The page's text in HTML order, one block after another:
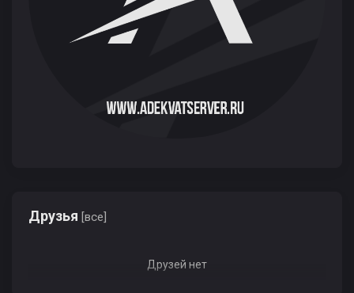
Друзья [все]
Друзей нет